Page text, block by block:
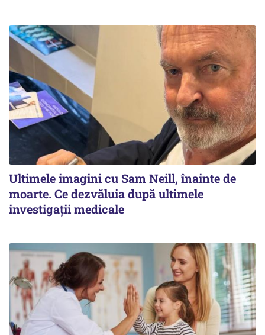
Ultimele imagini cu Sam Neill, înainte de
moarte. Ce dezvăluia după ultimele
investigații medicale